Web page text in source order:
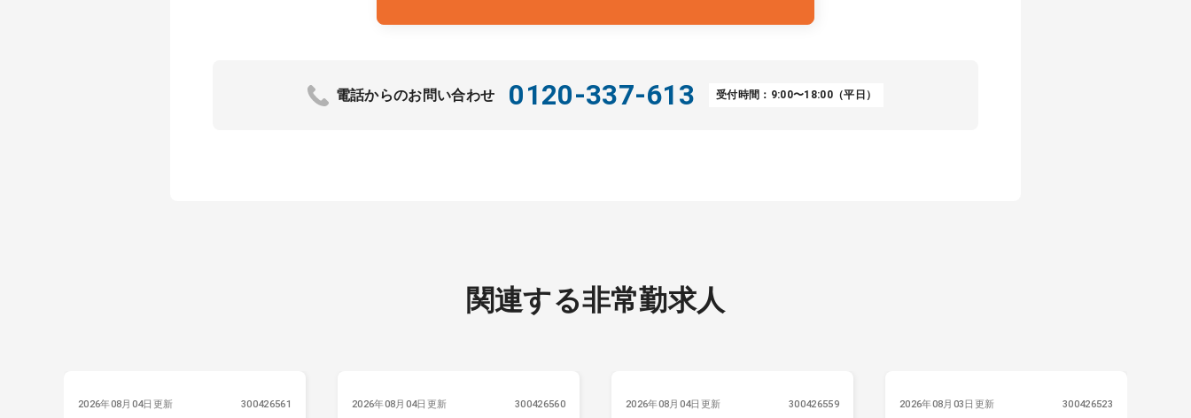
電話からのお問い合わせ 0120-337-613 受付時間：9:00〜18:00（平日）
関連する非常勤求人
2026年08月04日更新 300426561 2026年08月04日更新 300426560 2026年08月04日更新 300426559 2026年08月03日更新 300426523